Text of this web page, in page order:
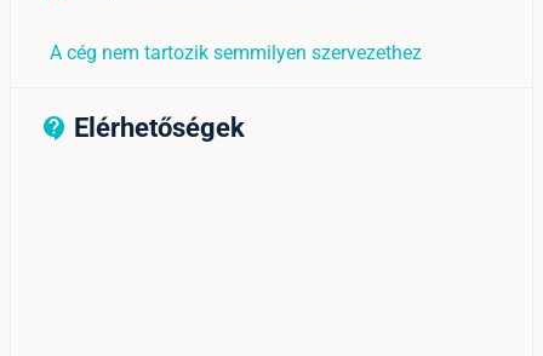
A cég nem tartozik semmilyen szervezethez
contact_support_outline
Elérhetőségek